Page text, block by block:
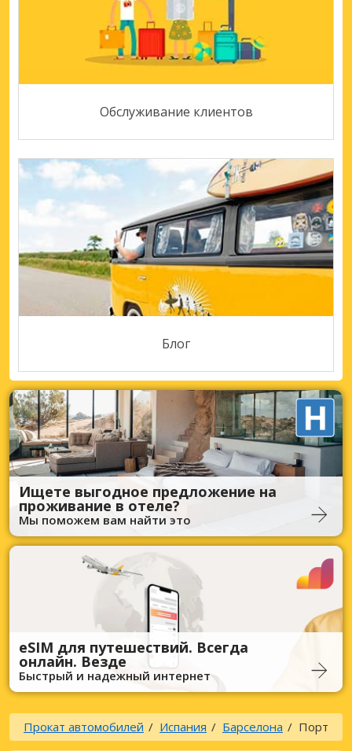
Обслуживание клиентов
Блог
Ищете выгодное предложение на
проживание в отеле?
Мы поможем вам найти это
eSIM для путешествий. Всегда
онлайн. Везде
Быстрый и надежный интернет
Прокат автомобилей Испания Барселона Порт